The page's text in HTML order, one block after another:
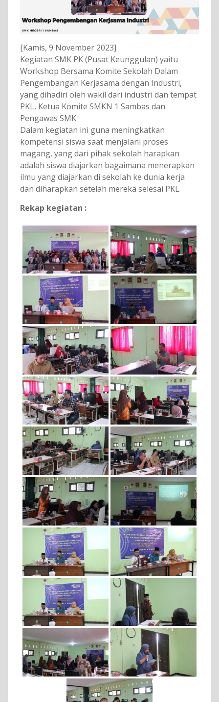
[Kamis, 9 November 2023]
Kegiatan SMK PK (Pusat Keunggulan) yaitu
Workshop Bersama Komite Sekolah Dalam
Pengembangan Kerjasama dengan Industri,
yang dihadiri oleh wakil dari industri dan tempat
PKL, Ketua Komite SMKN 1 Sambas dan
Pengawas SMK
Dalam kegiatan ini guna meningkatkan
kompetensi siswa saat menjalani proses
magang, yang dari pihak sekolah harapkan
adalah siswa diajarkan bagaimana menerapkan
ilmu yang diajarkan di sekolah ke dunia kerja
dan diharapkan setelah mereka selesai PKL
Rekap kegiatan :